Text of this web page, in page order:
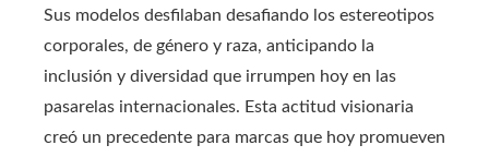
Sus modelos desfilaban desafiando los estereotipos
corporales, de género y raza, anticipando la
inclusión y diversidad que irrumpen hoy en las
pasarelas internacionales. Esta actitud visionaria
creó un precedente para marcas que hoy promueven